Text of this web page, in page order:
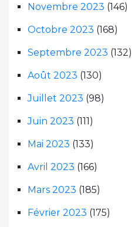
Novembre 2023 (146)
Octobre 2023 (168)
Septembre 2023 (132)
Août 2023 (130)
Juillet 2023 (98)
Juin 2023 (111)
Mai 2023 (133)
Avril 2023 (166)
Mars 2023 (185)
Février 2023 (175)